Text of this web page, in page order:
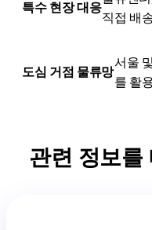
특수 현장 대응
직접 배
도심 거점 물류망
서울
를 활
관련 정보를